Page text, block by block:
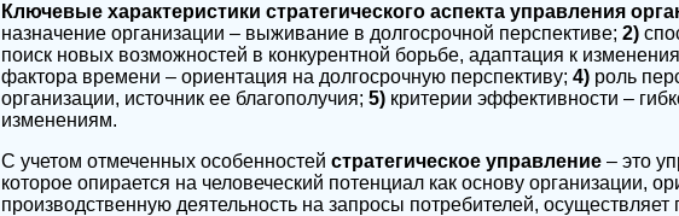
Ключевые характеристики стратегического аспекта управления
назначение организации – выживание в долгосрочной перспективе; 2)
поиск новых возможностей в конкурентной борьбе, адаптация к
фактора времени – ориентация на долгосрочную перспективу; 4) роль
организации, источник ее благополучия; 5) критерии эффективности –
изменениям.
С учетом отмеченных особенностей стратегическое управление – это
которое опирается на человеческий потенциал как основу организации,
производственную деятельность на запросы потребителей, осуществляет